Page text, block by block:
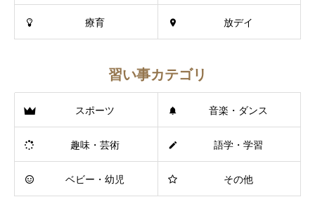
療育 放デイ
習い事カテゴリ
スポーツ 音楽・ダンス
趣味・芸術 語学・学習
ベビー・幼児 その他